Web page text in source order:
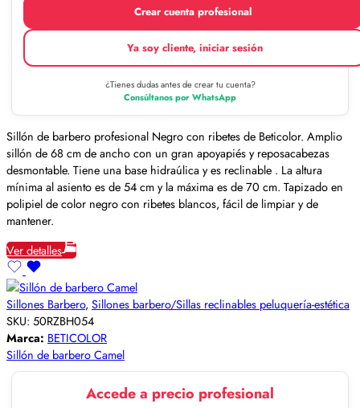
Crear cuenta profesional
Ya soy cliente, iniciar sesión
¿Tienes dudas antes de crear tu cuenta?
Consúltanos por WhatsApp
Sillón de barbero profesional Negro con ribetes de Beticolor. Amplio
sillón de 68 cm de ancho con un gran apoyapiés y reposacabezas
desmontable. Tiene una base hidraúlica y es reclinable . La altura
mínima al asiento es de 54 cm y la máxima es de 70 cm. Tapizado en
polipiel de color negro con ribetes blancos, fácil de limpiar y de
mantener.
Ver detalles
Sillones Barbero, Sillones barbero/Sillas reclinables peluquería-estética
SKU: 50RZBH054
Marca: BETICOLOR
Sillón de barbero Camel
Accede a precio profesional